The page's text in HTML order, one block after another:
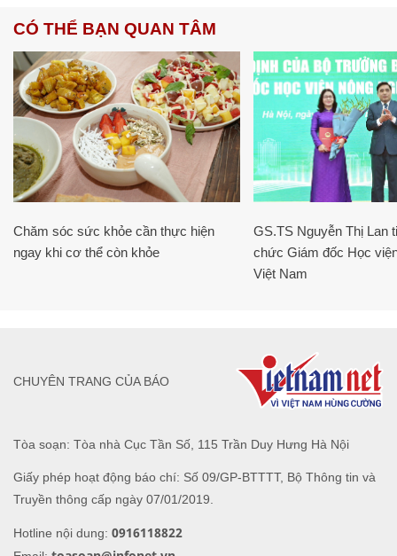
CÓ THỂ BẠN QUAN TÂM
Chăm sóc sức khỏe cần thực hiện
ngay khi cơ thể còn khỏe
GS.TS Nguyễn Thị Lan
chức Giám đốc Học
Việt Nam
Tòa soạn: Tòa nhà Cục Tần Số, 115 Trần Duy Hưng Hà Nội
Giấy phép hoạt động báo chí: Số 09/GP-BTTTT, Bộ Thông tin và
Truyền thông cấp ngày 07/01/2019.
Hotline nội dung: 0916118822
CHUYÊN TRANG CỦA BÁO